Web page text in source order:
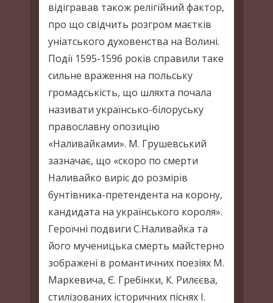
відігравав також релігійний фактор,
про що свідчить розгром маєтків
уніатського духовенства на Волині.
Події 1595-1596 років справили таке
сильне враження на польську
громадськість, що шляхта почала
називати українсько-білоруську
православну опозицію
«Наливайками». М. Грушевський
зазначає, що «скоро по смерти
Наливайко виріс до розмірів
бунтівника-претендента на корону,
кандидата на українського короля».
Героїчні подвиги С.Наливайка та
його мученицька смерть майстерно
зображені в романтичних поезіях М.
Маркевича, Є. Гребінки, К. Рилєєва,
стилізованих історичних піснях І.